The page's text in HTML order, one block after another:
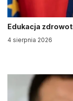
Edukacja
4 sierpnia 2026